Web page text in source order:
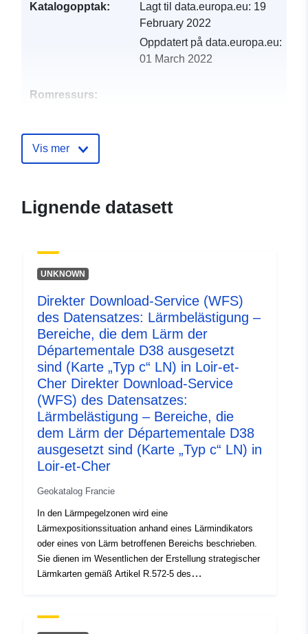
Katalogopptak: Lagt til data.europa.eu: 19
February 2022
Oppdatert på data.europa.eu:
01 March 2022
Romressurs:
f8b2ecc7edf4
Type:
Ressurs:
http://inspire.ec.europa.eu/
codelist/SpatialDataServiceType/
Vis mer
Lignende datasett
UNKNOWN
Direkter Download-Service (WFS)
des Datensatzes: Lärmbelästigung –
Bereiche, die dem Lärm der
Départementale D38 ausgesetzt
sind (Karte „Typ c“ LN) in Loir-et-
Cher Direkter Download-Service
(WFS) des Datensatzes:
Lärmbelästigung – Bereiche, die
dem Lärm der Départementale D38
ausgesetzt sind (Karte „Typ c“ LN) in
Loir-et-Cher
Geokatalog Francie
In den Lärmpegelzonen wird eine
Lärmexpositionssituation anhand eines Lärmindikators
oder eines von Lärm betroffenen Bereichs beschrieben.
Sie dienen im Wesentlichen der Erstellung strategischer
Lärmkarten gemäß Artikel R.572-5 des